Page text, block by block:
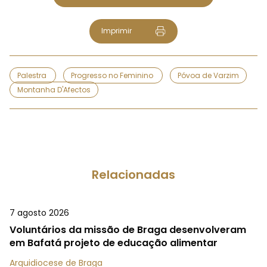
Imprimir
Palestra Progresso no Feminino
Póvoa de Varzim
Montanha D'Afectos
Relacionadas
7 agosto 2026
Voluntários da missão de Braga desenvolveram
em Bafatá projeto de educação alimentar
Arquidiocese de Braga